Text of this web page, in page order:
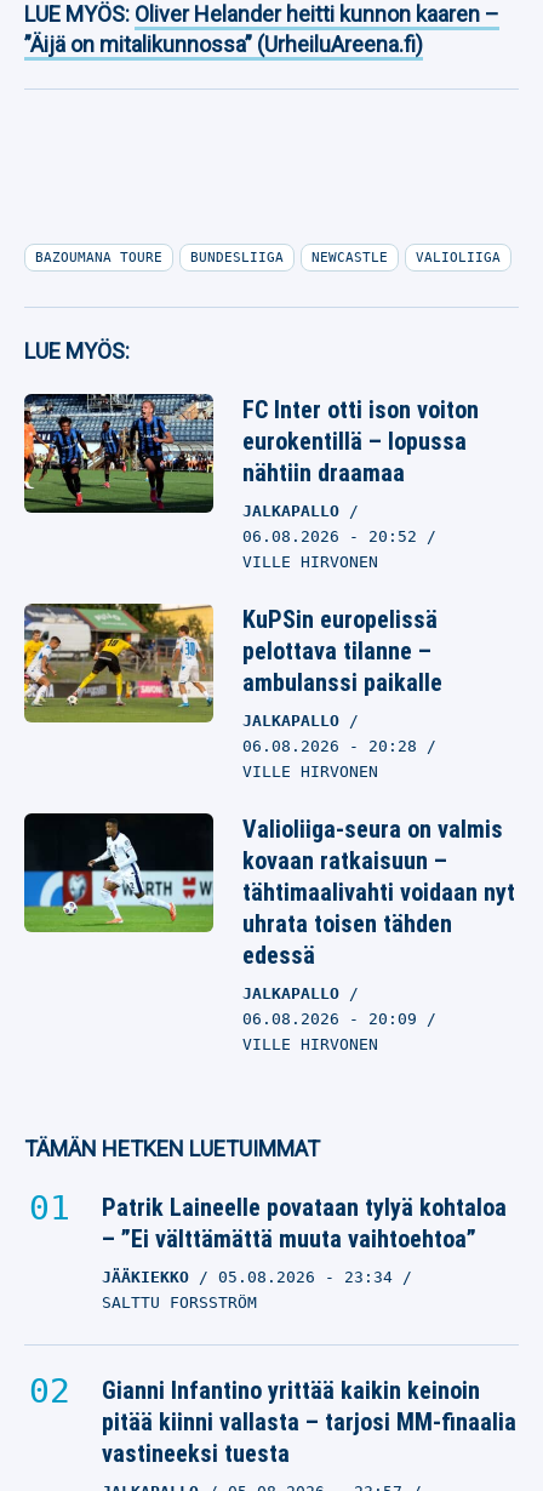
LUE MYÖS: Oliver Helander heitti kunnon kaaren –
”Äijä on mitalikunnossa” (UrheiluAreena.fi)
BAZOUMANA TOURE BUNDESLIIGA NEWCASTLE VALIOLIIGA
LUE MYÖS:
FC Inter otti ison voiton
eurokentillä – lopussa
nähtiin draamaa
JALKAPALLO
06.08.2026 - 20:52
VILLE HIRVONEN
KuPSin europelissä
pelottava tilanne –
ambulanssi paikalle
JALKAPALLO
06.08.2026 - 20:28
VILLE HIRVONEN
Valioliiga-seura on valmis
kovaan ratkaisuun –
tähtimaalivahti voidaan nyt
uhrata toisen tähden
edessä
JALKAPALLO
06.08.2026 - 20:09
VILLE HIRVONEN
TÄMÄN HETKEN LUETUIMMAT
Patrik Laineelle povataan tylyä kohtaloa
– ”Ei välttämättä muuta vaihtoehtoa”
JÄÄKIEKKO 05.08.2026 - 23:34
SALTTU FORSSTRÖM
Gianni Infantino yrittää kaikin keinoin
pitää kiinni vallasta – tarjosi MM-finaalia
vastineeksi tuesta